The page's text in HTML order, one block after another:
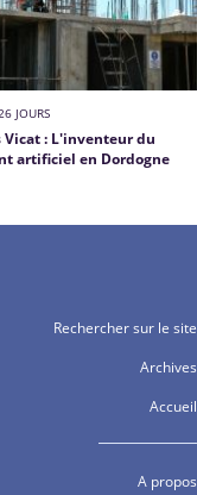
JOURS
Vicat : L'inventeur du
artificiel en Dordogne
Rechercher sur le site
Archives
Accueil
A propos